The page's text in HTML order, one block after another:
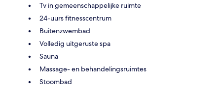
Tv in gemeenschappelijke ruimte
24-uurs fitnesscentrum
Buitenzwembad
Volledig uitgeruste spa
Sauna
Massage- en behandelingsruimtes
Stoombad